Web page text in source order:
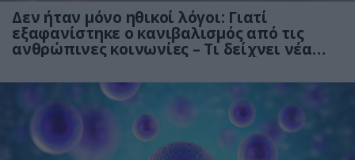
Δεν ήταν μόνο ηθικοί λόγοι: Γιατί
εξαφανίστηκε ο κανιβαλισμός από τις
ανθρώπινες κοινωνίες – Τι δείχνει νέα